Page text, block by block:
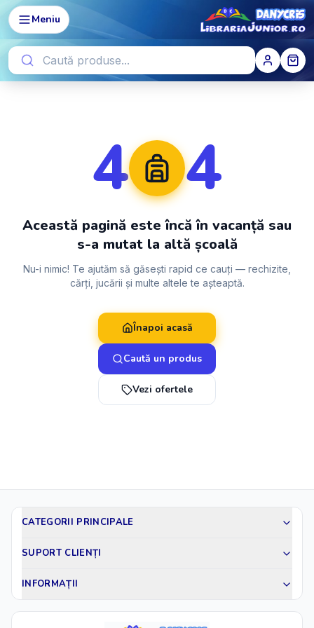
Meniu
4 4
Această pagină este încă în vacanță sau
s-a mutat la altă școală
Nu-i nimic! Te ajutăm să găsești rapid ce cauți — rechizite,
cărți, jucării și multe altele te așteaptă.
Înapoi acasă
Caută un produs
Vezi ofertele
CATEGORII PRINCIPALE
SUPORT CLIENȚI
INFORMAȚII